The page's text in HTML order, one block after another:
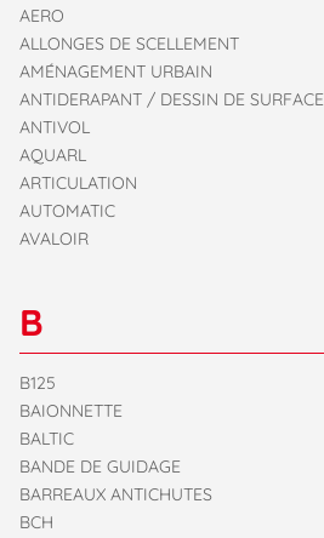
AERO
ALLONGES DE SCELLEMENT
AMÉNAGEMENT URBAIN
ANTIDERAPANT / DESSIN DE SURFACE
ANTIVOL
AQUARL
ARTICULATION
AUTOMATIC
AVALOIR
B
B125
BAIONNETTE
BALTIC
BANDE DE GUIDAGE
BARREAUX ANTICHUTES
BCH